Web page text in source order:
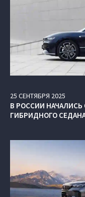
25 СЕНТЯБРЯ 2025
В РОССИИ
ГИБРИДНОГО СЕДАНА